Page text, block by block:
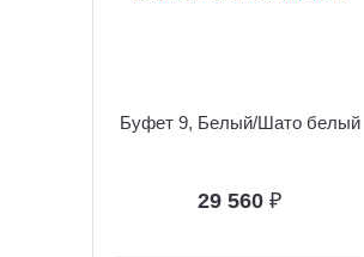
Буфет 9, Белый/Шато белый
29 560 ₽